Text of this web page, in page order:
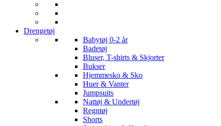
Drengetøj
Babytøj 0-2 år
Badetøj
Bluser, T-shirts & Skjorter
Bukser
Hjemmesko & Sko
Huer & Vanter
Jumpsuits
Nattøj & Undertøj
Regntøj
Shorts